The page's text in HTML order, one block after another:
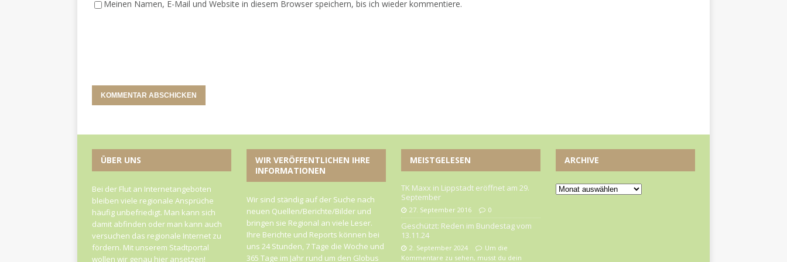
Meinen Namen, E-Mail und Website in diesem Browser speichern, bis ich wieder kommentiere.
ÜBER UNS
Bei der Flut an Internetangeboten
bleiben viele regionale Ansprüche
häufig unbefriedigt. Man kann sich
damit abfinden oder man kann auch
versuchen das regionale Internet zu
fördern. Mit unserem Stadtportal
wollen wir genau hier ansetzen!
WIR VERÖFFENTLICHEN IHRE
INFORMATIONEN
Wir sind ständig auf der Suche nach
neuen Quellen/Berichte/Bilder und
bringen sie Regional an viele Leser.
Ihre Berichte und Reports können bei
uns 24 Stunden, 7 Tage die Woche und
365 Tage im Jahr rund um den Globus
MEISTGELESEN
TK Maxx in Lippstadt eröffnet am 29.
September
27. September 2016 0
Geschützt: Reden im Bundestag vom
13.11.24
2. September 2024
Um die
Kommentare zu sehen, musst du dein
ARCHIVE